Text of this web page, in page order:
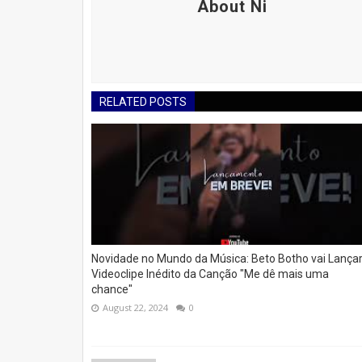
About Ni
RELATED POSTS
Novidade no Mundo da Música: Beto Botho vai Lançar
Videoclipe Inédito da Canção "Me dê mais uma
chance"
August 22, 2024 0